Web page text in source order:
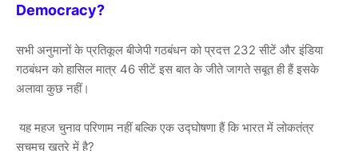
Democracy?
सभी अनुमानों के प्रतिकूल बीजेपी गठबंधन को प्रदत्त 232 सीटें और इंडिया
गठबंधन को हासिल मात्र 46 सीटें इस बात के जीते जागते सबूत ही हैं इसके
अलावा कुछ नहीं।
यह महज चुनाव परिणाम नहीं बल्कि एक उद्घोषणा हैं कि भारत में लोकतंत्र
सचमुच खतरे में है?